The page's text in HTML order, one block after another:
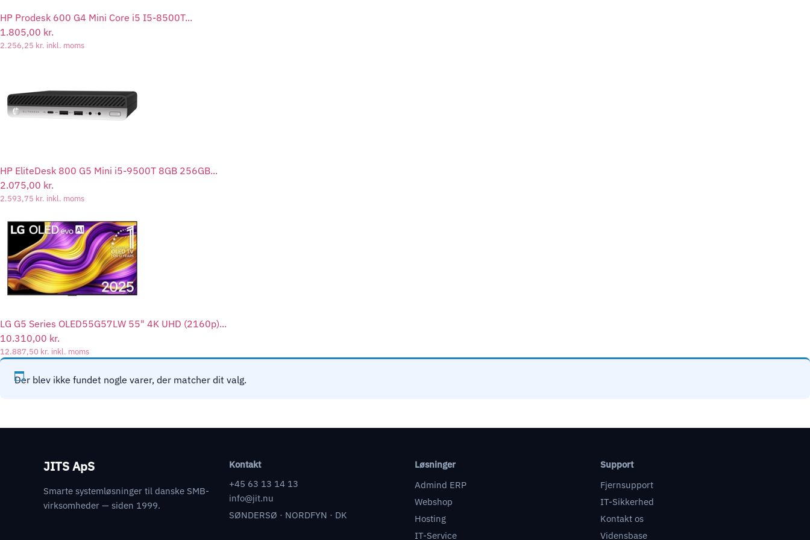
HP Prodesk 600 G4 Mini Core i5 I5-8500T...
1.805,00 kr.
2.256,25 kr. inkl. moms
HP EliteDesk 800 G5 Mini i5-9500T 8GB 256GB...
2.075,00 kr.
2.593,75 kr. inkl. moms
LG G5 Series OLED55G57LW 55" 4K UHD (2160p)...
10.310,00 kr.
12.887,50 kr. inkl. moms
Der blev ikke fundet nogle varer, der matcher dit valg.
JITS ApS
Smarte systemløsninger til danske SMB-
virksomheder — siden 1999.
Kontakt
+45 63 13 14 13
info@jit.nu
SØNDERSØ · NORDFYN · DK
Løsninger
Admind ERP
Webshop
Hosting
IT-Service
Support
Fjernsupport
IT-Sikkerhed
Kontakt os
Vidensbase